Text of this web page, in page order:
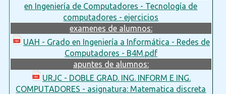
en Ingeniería de Computadores - Tecnología de
computadores - ejercicios
examenes de alumnos:
UAH - Grado en Ingeniería a Informática - Redes de
Computadores - B4M.pdf
apuntes de alumnos:
URJC - DOBLE GRAD. ING. INFORM E ING.
COMPUTADORES - asignatura: Matematica discreta